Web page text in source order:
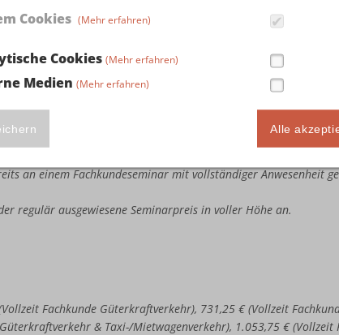
Cookies (Mehr erfahren)
Cookies (Mehr erfahren)
Medien (Mehr erfahren)
Alle
in Höhe von 243,75 € (Vollzeit Fachkunde
Kombi-Fachkunde Güterkraftverkehr & Taxi-/
& Taxi-/Mietwagenverkehr) sowie 386,25 € (Vollzeit
an einem Fachkundeseminar mit vollständiger Anwesenheit
Fachkundeprüfung bei der IHK vorweisen.
in Höhe von 487,50 € (Vollzeit Fachkunde
Kombi-Fachkunde Güterkraftverkehr & Taxi-/
& Taxi-/Mietwagenverkehr) sowie 772,50 € (Vollzeit
an einem Fachkundeseminar mit vollständiger Anwesenheit
regulär ausgewiesene Seminarpreis in voller Höhe an.
Fachkunde Güterkraftverkehr), 731,25 € (Vollzeit
& Taxi-/Mietwagenverkehr), 1.053,75 €